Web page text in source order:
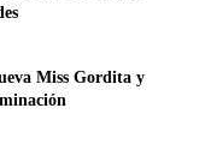
Miss Gordita y